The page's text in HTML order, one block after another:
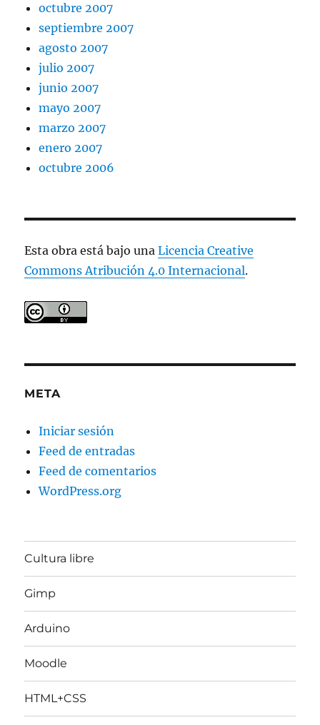
octubre 2007
septiembre 2007
agosto 2007
julio 2007
junio 2007
mayo 2007
marzo 2007
enero 2007
octubre 2006
Esta obra está bajo unaLicencia Creative
Commons Atribución 4.0 Internacional.
META
Iniciar sesión
Feed de entradas
Feed de comentarios
WordPress.org
Cultura libre
Gimp
Arduino
Moodle
HTML+CSS